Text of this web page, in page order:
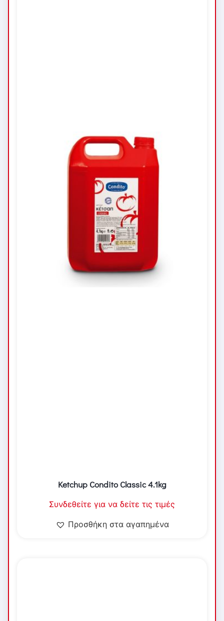
Ketchup Condito Classic 4.1kg
Συνδεθείτε για να δείτε τις τιμές
Προσθήκη στα αγαπημένα